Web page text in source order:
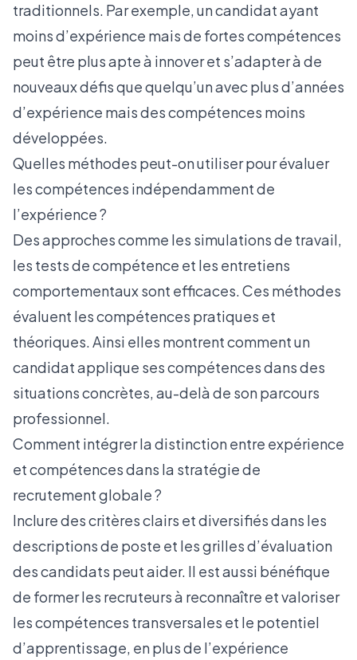
traditionnels. Par exemple, un candidat ayant
moins d’expérience mais de fortes compétences
peut être plus apte à innover et s’adapter à de
nouveaux défis que quelqu’un avec plus d’années
d’expérience mais des compétences moins
développées.
Quelles méthodes peut-on utiliser pour évaluer
les compétences indépendamment de
l’expérience ?
Des approches comme les simulations de travail,
les tests de compétence et les entretiens
comportementaux sont efficaces. Ces méthodes
évaluent les compétences pratiques et
théoriques. Ainsi elles montrent comment un
candidat applique ses compétences dans des
situations concrètes, au-delà de son parcours
professionnel.
Comment intégrer la distinction entre expérience
et compétences dans la stratégie de
recrutement globale ?
Inclure des critères clairs et diversifiés dans les
descriptions de poste et les grilles d’évaluation
des candidats peut aider. Il est aussi bénéfique
de former les recruteurs à reconnaître et valoriser
les compétences transversales et le potentiel
d’apprentissage, en plus de l’expérience